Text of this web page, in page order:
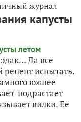
журнал
капусты
Да все
рецепт испытать.
южнее
подрастает
вилки. Ее